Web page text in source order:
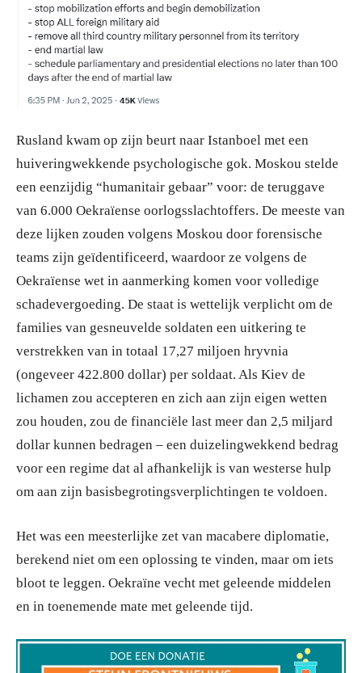
Rusland kwam op zijn beurt naar Istanboel met een
huiveringwekkende psychologische gok. Moskou stelde
een eenzijdig “humanitair gebaar” voor: de teruggave
van 6.000 Oekraïense oorlogsslachtoffers. De meeste van
deze lijken zouden volgens Moskou door forensische
teams zijn geïdentificeerd, waardoor ze volgens de
Oekraïense wet in aanmerking komen voor volledige
schadevergoeding. De staat is wettelijk verplicht om de
families van gesneuvelde soldaten een uitkering te
verstrekken van in totaal 17,27 miljoen hryvnia
(ongeveer 422.800 dollar) per soldaat. Als Kiev de
lichamen zou accepteren en zich aan zijn eigen wetten
zou houden, zou de financiële last meer dan 2,5 miljard
dollar kunnen bedragen – een duizelingwekkend bedrag
voor een regime dat al afhankelijk is van westerse hulp
om aan zijn basisbegrotingsverplichtingen te voldoen.
Het was een meesterlijke zet van macabere diplomatie,
berekend niet om een oplossing te vinden, maar om iets
bloot te leggen. Oekraïne vecht met geleende middelen
en in toenemende mate met geleende tijd.